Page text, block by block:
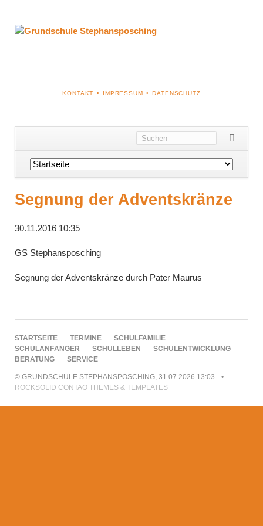
NAVIGATION
KONTAKT IMPRESSUM DATENSCHUTZ
Navigation
überspringen
Segnung der Adventskränze
30.11.2016 10:35
GS Stephansposching
Segnung der Adventskränze durch Pater Maurus
NAVIGATION
ÜBERSPRINGEN
STARTSEITE TERMINE
SCHULFAMILIE
SCHULANFÄNGER
SCHULLEBEN
SCHULENTWICKLUNG
BERATUNG
SERVICE
© GRUNDSCHULE STEPHANSPOSCHING, 31.07.2026 13:03
ROCKSOLID CONTAO THEMES & TEMPLATES